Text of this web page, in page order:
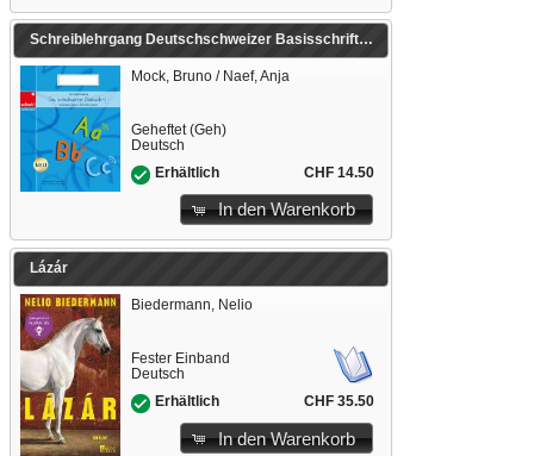
Schreiblehrgang Deutschschweizer Basisschrift
Mock, Bruno / Naef, Anja
Geheftet (Geh)
Deutsch
Erhältlich
CHF 14.50
In den Warenkorb
Lázár
Biedermann, Nelio
Fester Einband
Deutsch
Erhältlich
CHF 35.50
In den Warenkorb